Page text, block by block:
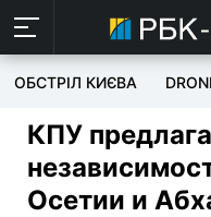
ОБСТРІЛ КИЄВА
КПУ
Осетии и